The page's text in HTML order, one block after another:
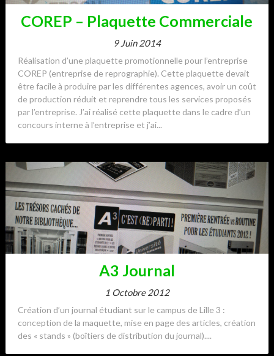
COREP – Plaquette Commerciale
9 Juin 2014
Réalisation d’une plaquette promotionnelle pour l’entreprise
COREP (entreprise de reprographie). Cette plaquette devait
être facile à produire par les différentes agences, avoir un coût
de production réduit et reprendre tous les services proposés
par l’entreprise. J’ai réalisé cette plaquette dans le cadre d’un
concours interne à l’entreprise et j’ai...
A3 Journal
1 Octobre 2012
Création d’un journal étudiant sur le campus de Lille 3 :
conception de la maquette, mise en page des articles, création
des « stands » (boîtiers de distribution du journal)....